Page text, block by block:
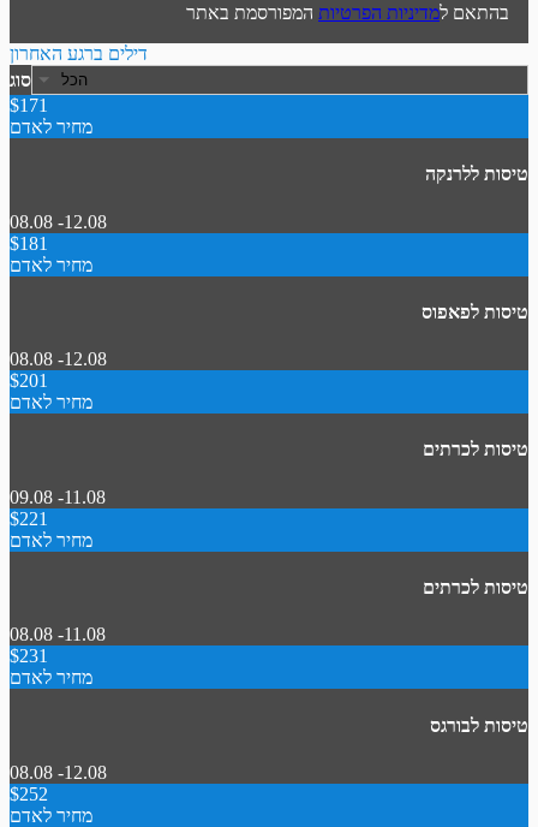
בהתאם למדיניות הפרטיות המפורסמת באתר
דילים ברגע האחרון
סוג
$171
מחיר לאדם
טיסות ללרנקה
08.08 -12.08
$181
מחיר לאדם
טיסות לפאפוס
08.08 -12.08
$201
מחיר לאדם
טיסות לכרתים
09.08 -11.08
$221
מחיר לאדם
טיסות לכרתים
08.08 -11.08
$231
מחיר לאדם
טיסות לבורגס
08.08 -12.08
$252
מחיר לאדם